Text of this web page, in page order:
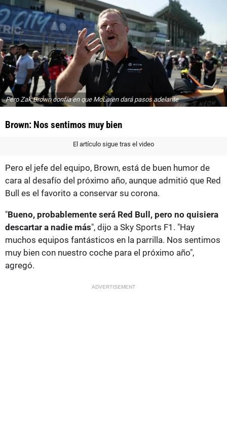
Pero Zak Brown confía en que McLaren dará pasos adelante
Brown: Nos sentimos muy bien
El artículo sigue tras el video
Pero el jefe del equipo, Brown, está de buen humor de
cara al desafío del próximo año, aunque admitió que Red
Bull es el favorito a conservar su corona.
"Bueno, probablemente será Red Bull, pero no quisiera
descartar a nadie más", dijo a Sky Sports F1. "Hay
muchos equipos fantásticos en la parrilla. Nos sentimos
muy bien con nuestro coche para el próximo año",
agregó.
ADVERTISEMENT